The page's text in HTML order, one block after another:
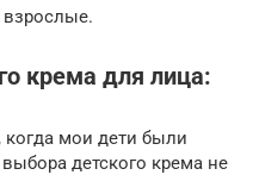
взрослые.
крема для лица:
когда мои дети были
детского крема не